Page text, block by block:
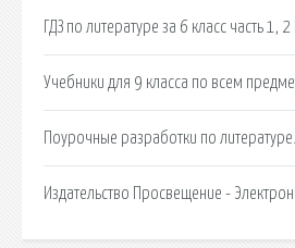
ГДЗ по литературе за 6 класс часть 1,
Учебники для 9 класса по всем
Поурочные разработки по
Издательство Просвещение -